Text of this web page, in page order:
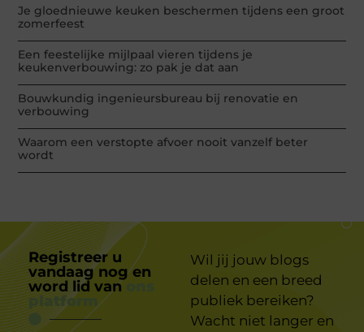
Je gloednieuwe keuken beschermen tijdens een groot
zomerfeest
Een feestelijke mijlpaal vieren tijdens je
keukenverbouwing: zo pak je dat aan
Bouwkundig ingenieursbureau bij renovatie en
verbouwing
Waarom een verstopte afvoer nooit vanzelf beter
wordt
Registreer u
vandaag nog en
word lid van
platform
Wil jij jouw blogs
delen en een breed
publiek bereiken?
Wacht niet langer en